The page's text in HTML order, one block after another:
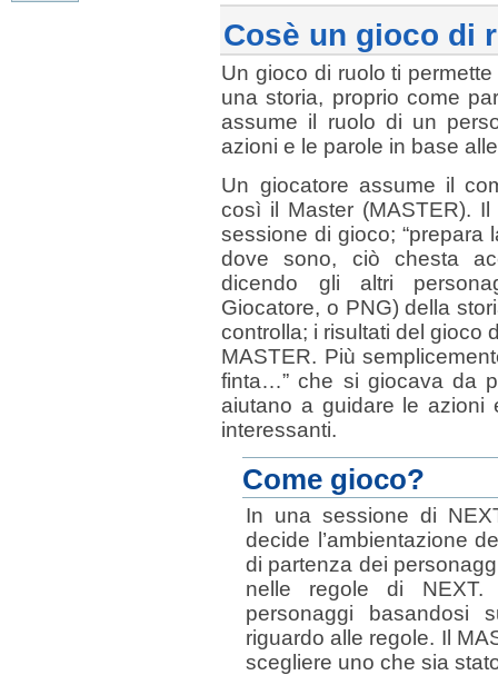
Cosè un gioco di
Un gioco di ruolo ti
una storia, proprio come
assume il ruolo di un
azioni e le parole in base
Un giocatore assume il
così il Master (MASTER).
sessione di gioco; “prepara
dove sono, ciò chesta
dicendo gli altri
Giocatore, o PNG) della
controlla; i risultati del gioco
MASTER. Più
finta…” che si giocava da
aiutano a guidare le azioni
interessanti.
Come gioco?
In una sessione di
decide l’ambientazione
di partenza dei
nelle regole di
personaggi
riguardo alle regole. Il
scegliere uno che sia